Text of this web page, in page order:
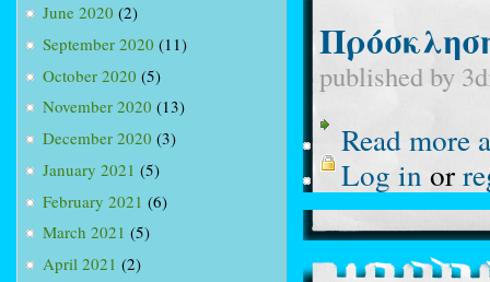
June 2020 (2)
September 2020 (11)
October 2020 (5)
November 2020 (13)
December 2020 (3)
January 2021 (5)
February 2021 (6)
March 2021 (5)
April 2021 (2)
published by
Read more
Log inor